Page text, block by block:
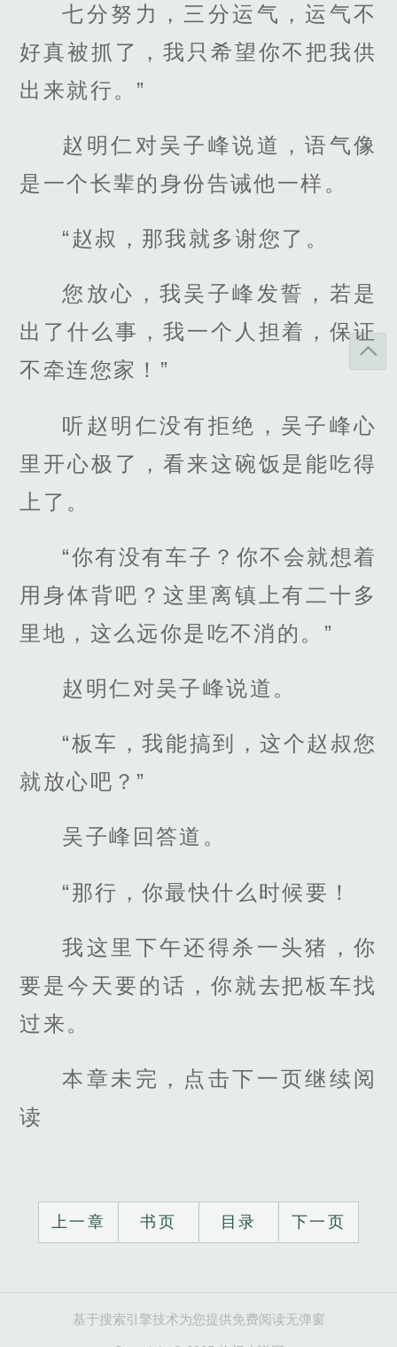
七分努力，三分运气，运气不
好真被抓了，我只希望你不把我供
出来就行。”
赵明仁对吴子峰说道，语气像
是一个长辈的身份告诫他一样。
“赵叔，那我就多谢您了。
您放心，我吴子峰发誓，若是
出了什么事，我一个人担着，保证
不牵连您家！”
听赵明仁没有拒绝，吴子峰心
里开心极了，看来这碗饭是能吃得
上了。
“你有没有车子？你不会就想着
用身体背吧？这里离镇上有二十多
里地，这么远你是吃不消的。”
赵明仁对吴子峰说道。
“板车，我能搞到，这个赵叔您
就放心吧？”
吴子峰回答道。
“那行，你最快什么时候要！
我这里下午还得杀一头猪，你
要是今天要的话，你就去把板车找
过来。
本章未完，点击下一页继续阅
读
上一章 书页 目录 下一页
基于搜索引擎技术为您提供免费阅读无弹窗